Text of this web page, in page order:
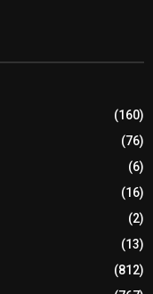
(160)
(76)
(6)
(16)
(2)
(13)
(812)